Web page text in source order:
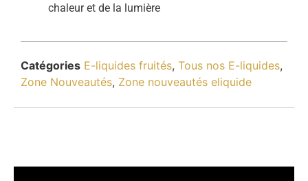
chaleur et de la lumière
Catégories E-liquides fruités, Tous nos E-liquides,
Zone Nouveautés, Zone nouveautés eliquide